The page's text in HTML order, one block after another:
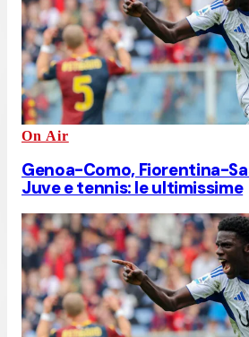
On Air
Genoa-Como, Fiorentina-
Juve e tennis: le ultimissime